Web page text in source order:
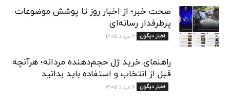
صحت خبر؛ از اخبار روز تا پوشش موضوعات
پرطرفدار رسانه‌ای
اخبار دیگران ۶ مرداد ۱۴۰۵
راهنمای خرید ژل حجم‌دهنده مردانه؛ هرآنچه
قبل از انتخاب و استفاده باید بدانید
اخبار دیگران ۶ مرداد ۱۴۰۵